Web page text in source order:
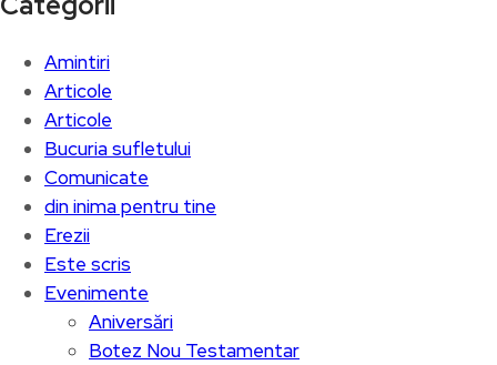
Amintiri
Articole
Articole
Bucuria sufletului
Comunicate
din inima pentru tine
Erezii
Este scris
Evenimente
Aniversări
Botez Nou Testamentar